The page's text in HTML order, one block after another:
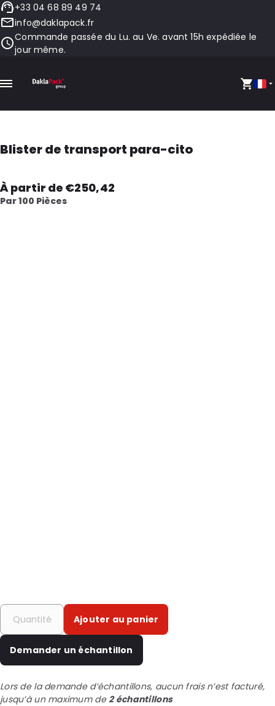
+33 04 68 89 49 74
info@daklapack.fr
Commande passée du Lu. au Ve. avant 15h expédiée le
jour même.
Blister de transport para-cito
À partir de €250,42
Par 100 Pièces
Ajouter au panier
Demander un échantillon
Lors de la demande d’échantillons, aucun frais n’est facturé,
jusqu’à un maximum de2 échantillons